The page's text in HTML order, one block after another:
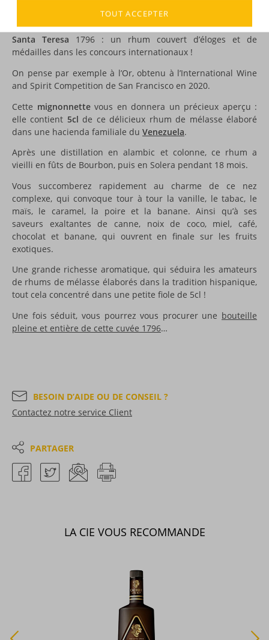
Santa Teresa 1796 : un rhum couvert d’éloges et de
médailles dans les concours internationaux !
On pense par exemple à l’Or, obtenu à l’International Wine
and Spirit Competition de San Francisco en 2020.
Cette mignonnettevous en donnera un précieux aperçu :
elle contient 5cl de ce délicieux rhum de mélasse élaboré
dans une hacienda familiale du Venezuela.
Après une distillation en alambic et colonne, ce rhum a
vieilli en fûts de Bourbon, puis en Solera pendant 18 mois.
Vous succomberez rapidement au charme de ce nez
complexe, qui convoque tour à tour la vanille, le tabac, le
maïs, le caramel, la poire et la banane. Ainsi qu’à ses
saveurs exaltantes de canne, noix de coco, miel, café,
chocolat et banane, qui ouvrent en finale sur les fruits
exotiques.
Une grande richesse aromatique, qui séduira les amateurs
de rhums de mélasse élaborés dans la tradition hispanique,
tout cela concentré dans une petite fiole de 5cl !
Une fois séduit, vous pourrez vous procurer une bouteille
pleine et entière de cette cuvée 1796…
BESOIN D’AIDE OU DE CONSEIL ?
Contactez notre service Client
PARTAGER
LA CIE VOUS RECOMMANDE
TOUT ACCEPTER